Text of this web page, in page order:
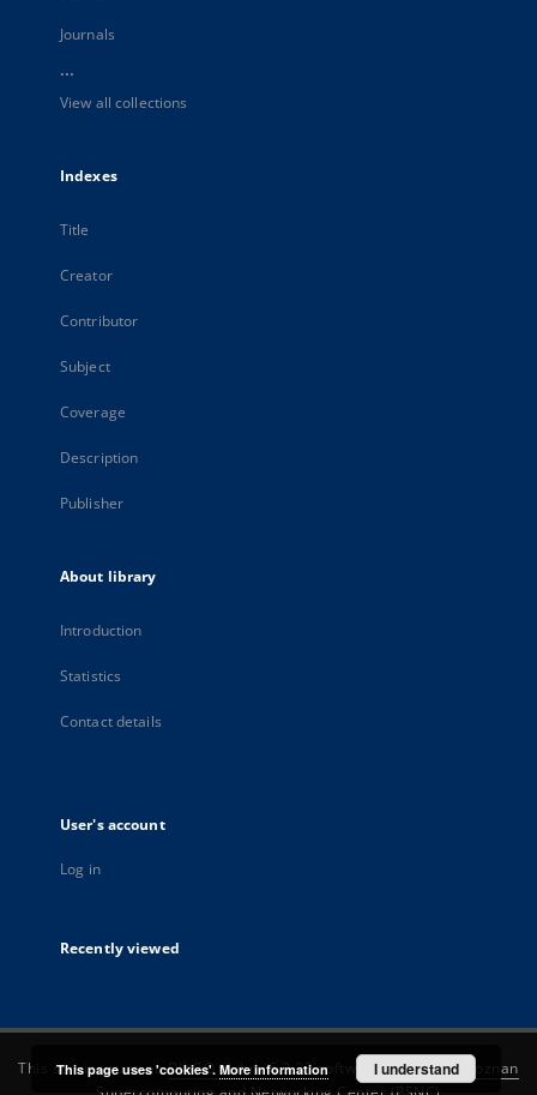
Journals
...
View all collections
Indexes
Title
Creator
Contributor
Subject
Coverage
Description
Publisher
About library
Introduction
Statistics
Contact details
User's account
Log in
Recently viewed
This service runs onDInGO dLibra 6.3.22software created by
Poznan
This page uses 'cookies'. More information I understand